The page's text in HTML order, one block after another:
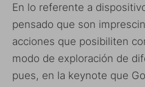
En lo referente a
pensado que son
acciones que posibiliten
modo de exploración de
pues, en la keynote que